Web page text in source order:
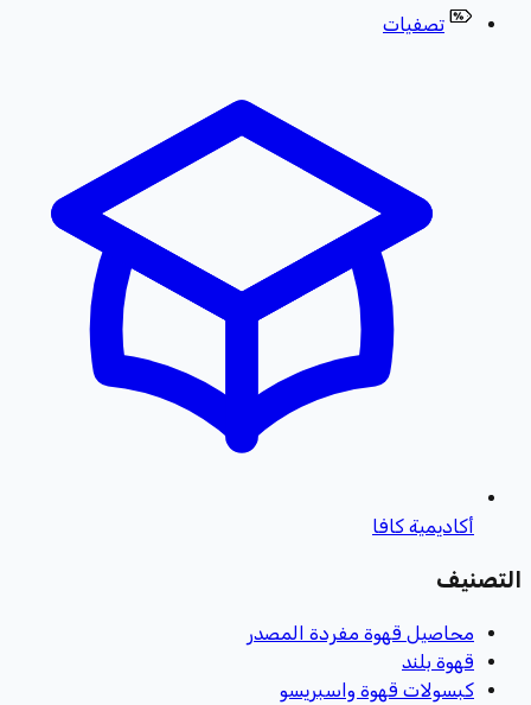
تصفيات
أكاديمية كافا
التصنيف
محاصيل قهوة مفردة المصدر
قهوة بلند
كبسولات قهوة واسبريسو